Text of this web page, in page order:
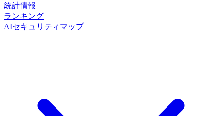
統計情報
ランキング
AIセキュリティマップ